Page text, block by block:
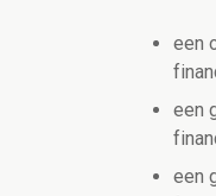
een
een
een